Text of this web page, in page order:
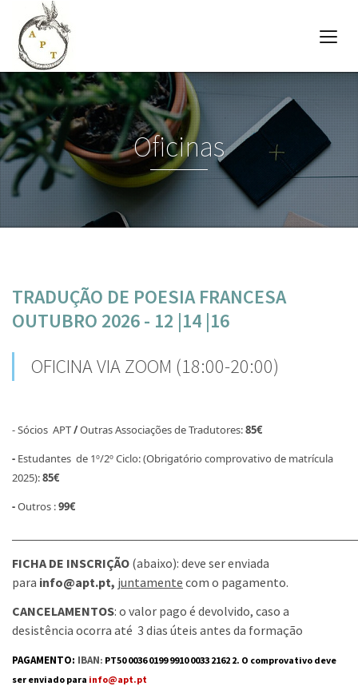
Oficinas
TRADUÇÃO DE POESIA FRANCESA
OUTUBRO 2026 - 12 |14 |16
OFICINA VIA ZOOM (18:00-20:00)
- Sócios APT/Outras Associações de Tradutores:85€
- Estudantes de 1º/2º Ciclo: (Obrigatório comprovativo de matrícula
2025):85€
-Outros :99€
FICHA DE INSCRIÇÃO (abaixo): deve ser enviada
para info@apt.pt, juntamente com o pagamento.
CANCELAMENTOS: o valor pago é devolvido, caso a
desistência ocorra até 3 dias úteis antes da formação
PAGAMENTO: IBAN: PT50 0036 0199 9910 0033 2162 2. O comprovativo deve
ser enviado para info@apt.pt